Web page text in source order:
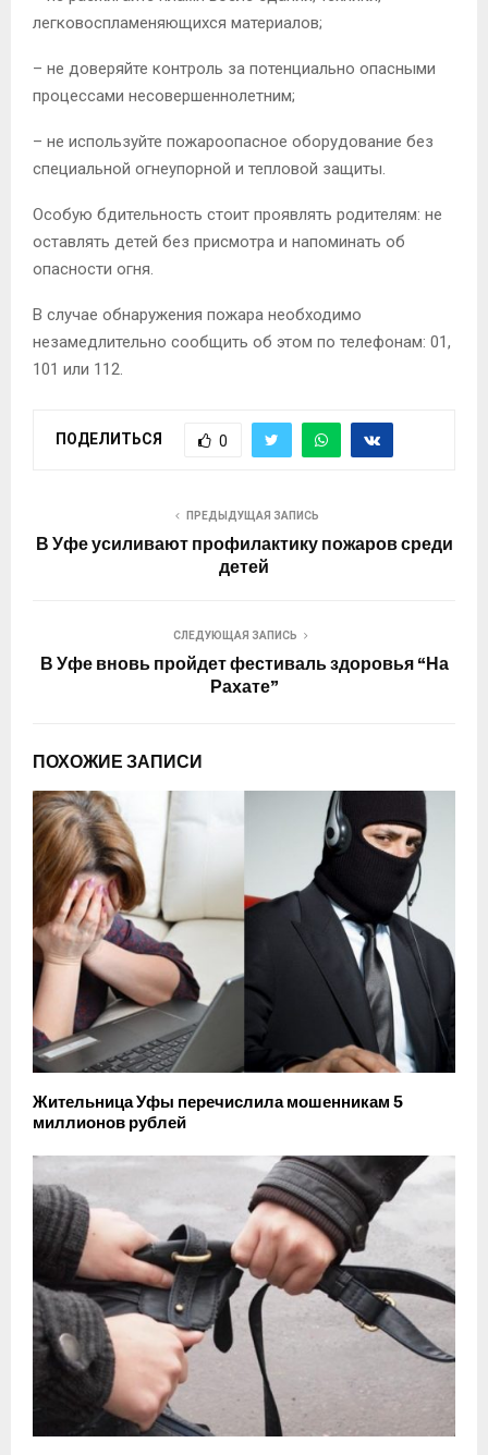
легковоспламеняющихся материалов;
– не доверяйте контроль за потенциально опасными
процессами несовершеннолетним;
– не используйте пожароопасное оборудование без
специальной огнеупорной и тепловой защиты.
Особую бдительность стоит проявлять родителям: не
оставлять детей без присмотра и напоминать об
опасности огня.
В случае обнаружения пожара необходимо
незамедлительно сообщить об этом по телефонам: 01,
101 или 112.
ПОДЕЛИТЬСЯ 0
ПРЕДЫДУЩАЯ ЗАПИСЬ
В Уфе усиливают профилактику пожаров среди
детей
СЛЕДУЮЩАЯ ЗАПИСЬ
В Уфе вновь пройдет фестиваль здоровья “На
Рахате”
ПОХОЖИЕ ЗАПИСИ
Жительница Уфы перечислила мошенникам 5
миллионов рублей